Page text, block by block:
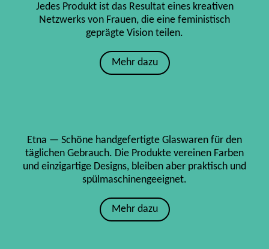
Jedes Produkt ist das Resultat eines kreativen
Netzwerks von Frauen, die eine feministisch
geprägte Vision teilen.
Mehr dazu
Etna — Schöne handgefertigte Glaswaren für den
täglichen Gebrauch. Die Produkte vereinen Farben
und einzigartige Designs, bleiben aber praktisch und
spülmaschinengeeignet.
Mehr dazu